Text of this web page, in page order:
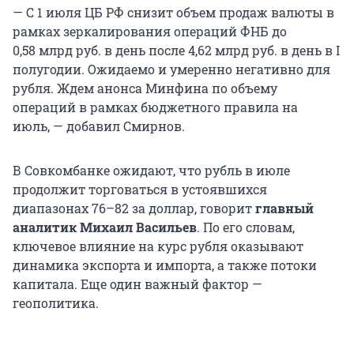
— С 1 июля ЦБ РФ снизит объем продаж валюты в
рамках зеркалирования операций ФНБ до
0,58 млрд руб. в день после 4,62 млрд руб. в день в I
полугодии. Ожидаемо и умеренно негативно для
рубля. Ждем анонса Минфина по объему
операций в рамках бюджетного правила на
июль, — добавил Смирнов.
В Совкомбанке ожидают, что рубль в июле
продолжит торговаться в устоявшихся
диапазонах 76–82 за доллар, говоритглавный
аналитик Михаил Васильев. По его словам,
ключевое влияние на курс рубля оказывают
динамика экспорта и импорта, а также потоки
капитала. Еще один важный фактор —
геополитика.